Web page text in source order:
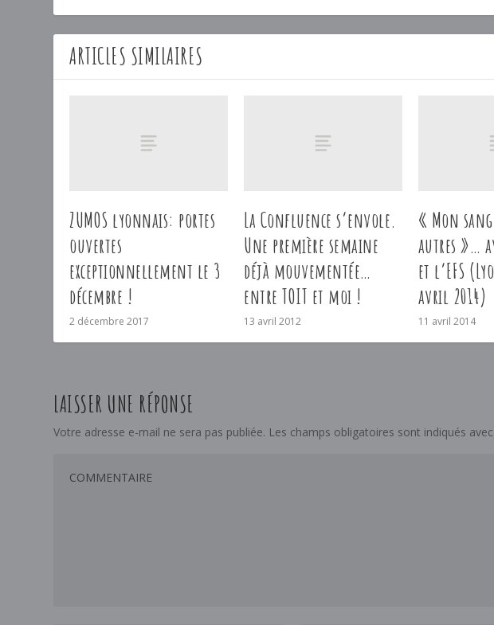
ARTICLES SIMILAIRES
ZUMOS lyonnais: portes
ouvertes
exceptionnellement le 3
décembre !
2 décembre 2017
La Confluence s’envole.
Une première semaine
déjà mouvementée…
entre TOIT et moi !
13 avril 2012
« Mon
autres »…
et l’EFS
avril 2014)
11 avril 2014
LAISSER UNE RÉPONSE
Votre adresse e-mail ne sera pas publiée. Les champs obligatoires sont indiqués avec